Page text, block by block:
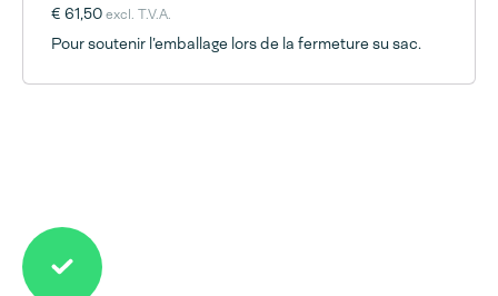
€ 61,50excl. T.V.A.
Pour soutenir l’emballage lors de la fermeture su sac.